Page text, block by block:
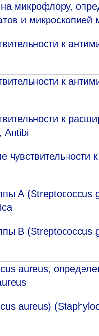
микрофлору,
и микроскопией
к
к
к
Antibi
А
В
aureus,
aureus)